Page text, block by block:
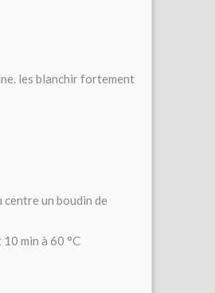
les blanchir fortement
centre un boudin de
min à 60 °C